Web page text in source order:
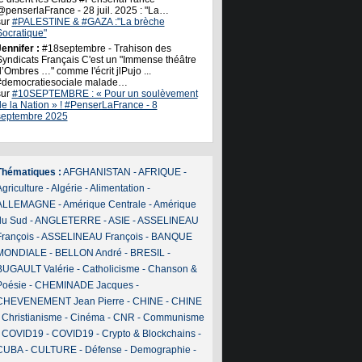
- 28 juil. 2025 : "La…
#PALESTINE & #GAZA :"La brèche
: #18septembre - Trahison des
Français C'est un "Immense théâtre
…" comme l'écrit jlPujo ...
malade…
#10SEPTEMBRE : « Pour un soulèvement
la Nation » ! #PenserLaFrance - 8
2025
: AFGHANISTAN -AFRIQUE-
-Algérie -Alimentation -
-Amérique Centrale -Amérique
Sud -ANGLETERRE-ASIE-ASSELINEAU
-ASSELINEAU François- BANQUE
- BELLON André - BRESIL-
Valérie - Catholicisme - Chanson &
- CHEMINADE Jacques-
Jean Pierre - CHINE- CHINE
Christianisme - Cinéma- CNR - Communisme
COVID19 - COVID19 - Crypto & Blockchains-
- CULTURE- Défense - Demographie -